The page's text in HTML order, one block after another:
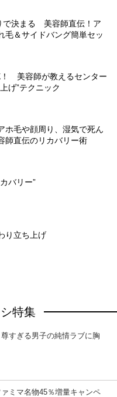
で決まる 美容師直伝！ア
毛＆サイドバング簡単セッ
美容師が教えるセンター
げ”テクニック
毛や顔周り、湿気で死ん
師直伝のリカバリー術
バリー”
り立ち上げ
特集
すぎる男子の純情ラブに胸
ミマ名物45％増量キャンペ